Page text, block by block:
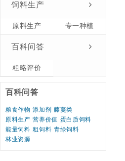
饲料生产
原料生产 专一种植
百科问答
粗略评价
百科问答
粮食作物 添加剂 藤蔓类
原料生产 营养价值 蛋白质饲料
能量饲料 粗饲料 青绿饲料
林业资源